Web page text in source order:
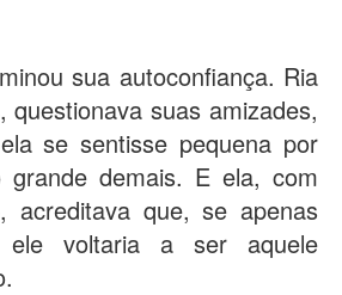
sua autoconfiança. Ria
questionava suas amizades,
se sentisse pequena por
demais. E ela, com
acreditava que, se apenas
ele voltaria a ser aquele